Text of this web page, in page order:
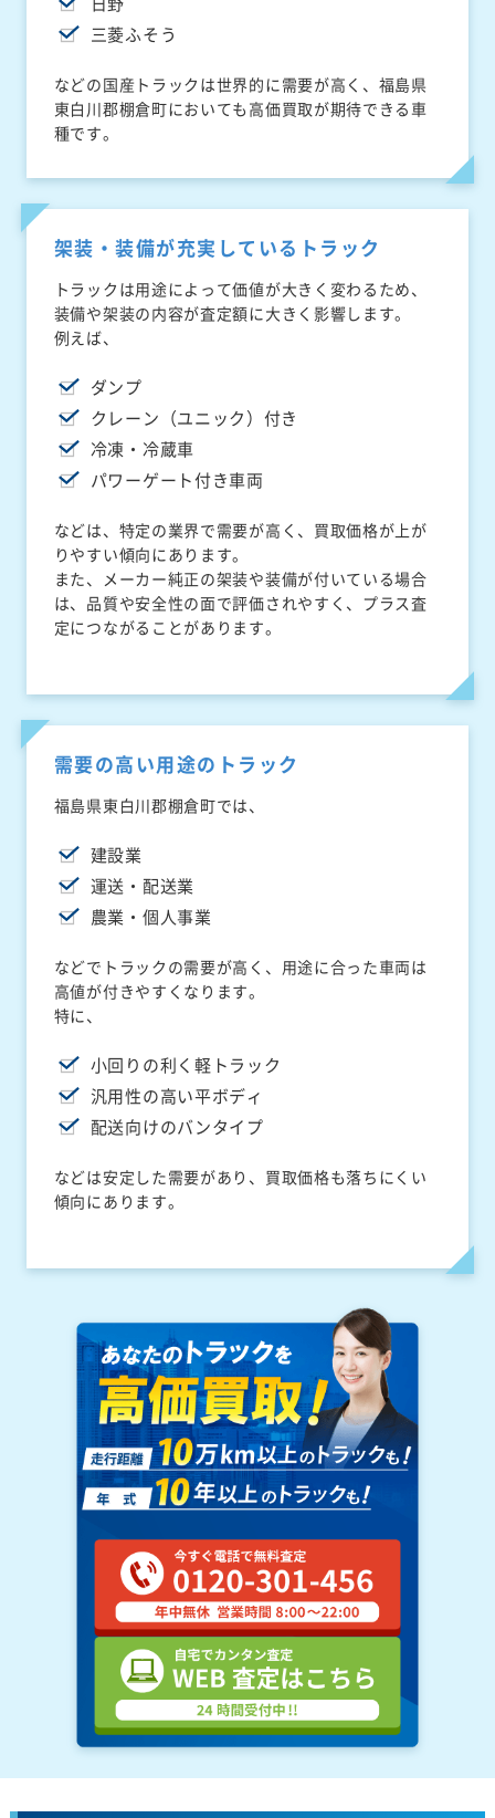
三菱ふそう
などの国産トラックは世界的に需要が高く、福島県
東白川郡棚倉町においても高価買取が期待できる車
種です。
架装・装備が充実しているトラック
トラックは用途によって価値が大きく変わるため、
装備や架装の内容が査定額に大きく影響します。
例えば、
ダンプ
クレーン（ユニック）付き
冷凍・冷蔵車
パワーゲート付き車両
などは、特定の業界で需要が高く、買取価格が上が
りやすい傾向にあります。
また、メーカー純正の架装や装備が付いている場合
は、品質や安全性の面で評価されやすく、プラス査
定につながることがあります。
需要の高い用途のトラック
福島県東白川郡棚倉町では、
建設業
運送・配送業
農業・個人事業
などでトラックの需要が高く、用途に合った車両は
高値が付きやすくなります。
特に、
小回りの利く軽トラック
汎用性の高い平ボディ
配送向けのバンタイプ
などは安定した需要があり、買取価格も落ちにくい
傾向にあります。